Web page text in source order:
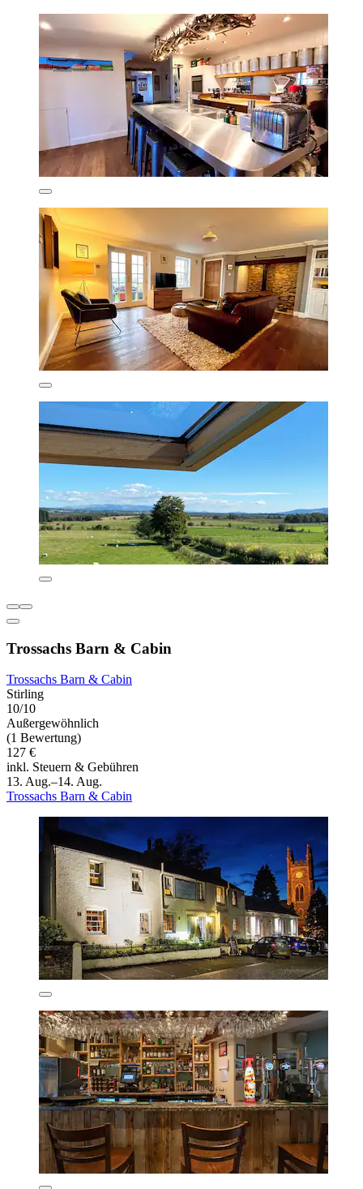
Trossachs Barn & Cabin
Trossachs Barn & Cabin
Stirling
10/10
Außergewöhnlich
(1 Bewertung)
127 €
inkl. Steuern & Gebühren
13. Aug.–14. Aug.
Trossachs Barn & Cabin